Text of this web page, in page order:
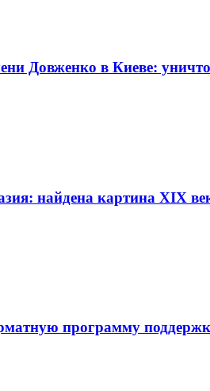
Довженко в Киеве:
найдена картина XIX
программу